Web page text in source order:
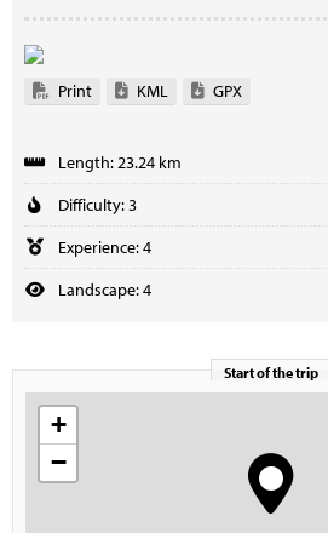
Print KML GPX
Length: 23.24 km
Difficulty: 3
Experience: 4
Landscape: 4
Start of the trip
+
−